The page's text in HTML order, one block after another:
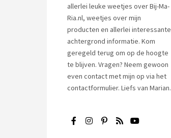
allerlei leuke weetjes over Bij-Ma-
Ria.nl, weetjes over mijn
producten en allerlei interessante
achtergrond informatie. Kom
geregeld terug om op de hoogte
te blijven. Vragen? Neem gewoon
even contact met mijn op via het
contactformulier. Liefs van Marian.